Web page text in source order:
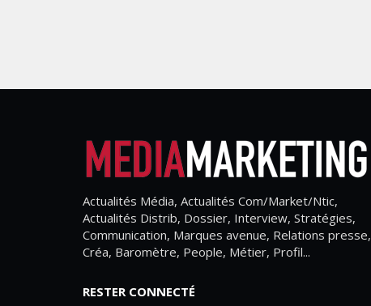
Actualités Média, Actualités Com/Market/Ntic,
Actualités Distrib, Dossier, Interview, Stratégies,
Communication, Marques avenue, Relations presse,
Créa, Baromètre, People, Métier, Profil...
RESTER CONNECTÉ